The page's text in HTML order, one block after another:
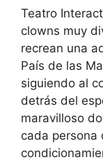
Teatro
clowns muy
recrean una
País de las
siguiendo al
detrás del
maravilloso
cada persona